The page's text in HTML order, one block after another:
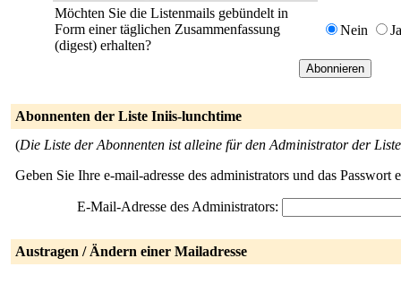
Möchten Sie die Listenmails gebündelt in
Form einer täglichen Zusammenfassung
(digest) erhalten?
Nein Ja
Abonnenten der Liste Iniis-lunchtime
(Die Liste der Abonnenten ist alleine für den Administrator der
Geben Sie Ihre e-mail-adresse des administrators und das
E-Mail-Adresse des Administrators:
Austragen / Ändern einer Mailadresse